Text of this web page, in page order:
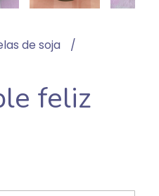
de soja
feliz